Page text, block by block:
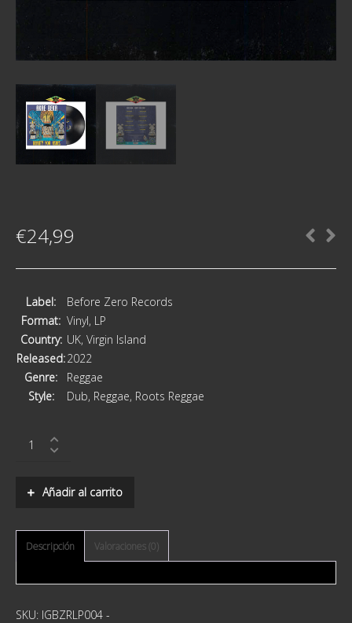
€24,99
Label:
Before Zero Records
Format: Vinyl, LP
Country: UK, Virgin Island
Released:2022
Genre:
Reggae
Style:
Dub, Reggae, Roots Reggae
Beka
For
quantity
Añadir al carrito
Descripción Valoraciones (0)
SKU: IGBZRLP004 -